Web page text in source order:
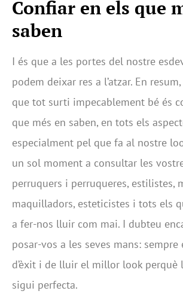
Confiar en els que
saben
I és que a les portes del nostre
podem deixar res a l’atzar. En
que tot surti impecablement bé és
que més en saben, en tots els
especialment pel que fa al nostre
un sol moment a consultar les
perruquers i perruqueres, estilistes,
maquilladors, esteticistes i tots els
a fer-nos lluir com mai. I dubteu
posar-vos a les seves mans: sempre
d’èxit i de lluir el millor look perquè
sigui perfecta.